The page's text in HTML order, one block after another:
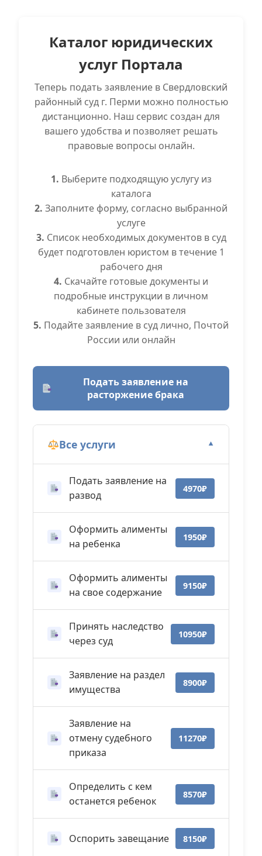
Каталог юридических
услуг Портала
Теперь подать заявление в Свердловский
районный суд г. Перми можно полностью
дистанционно. Наш сервис создан для
вашего удобства и позволяет решать
правовые вопросы онлайн.
1. Выберите подходящую услугу из
каталога
2. Заполните форму, согласно выбранной
услуге
3. Список необходимых документов в суд
будет подготовлен юристом в течение 1
рабочего дня
4. Скачайте готовые документы и
подробные инструкции в личном
кабинете пользователя
5. Подайте заявление в суд лично, Почтой
России или онлайн
Подать заявление на
расторжение брака
Все услуги ▼
Подать заявление на
развод
4970₽
Оформить алименты
на ребенка
1950₽
Оформить алименты
на свое содержание
9150₽
Принять наследство
через суд
10950₽
Заявление на раздел
имущества
8900₽
Заявление на
отмену судебного
приказа
11270₽
Определить с кем
останется ребенок
8570₽
Оспорить завещание 8150₽